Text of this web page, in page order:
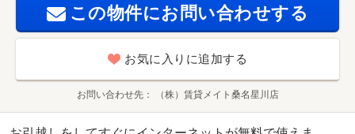
この物件にお問い合わせする
お気に入りに追加する
お問い合わせ先 （株）賃貸メイト桑名星川店